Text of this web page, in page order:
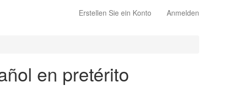
Erstellen Sie ein Konto Anmelden
en pretérito